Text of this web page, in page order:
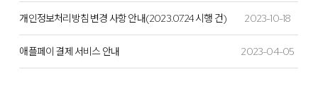
개인정보처리방침 변경 사항 안내(2023.07.24 시행 건) 2023-10-18
애플페이 결제 서비스 안내 2023-04-05